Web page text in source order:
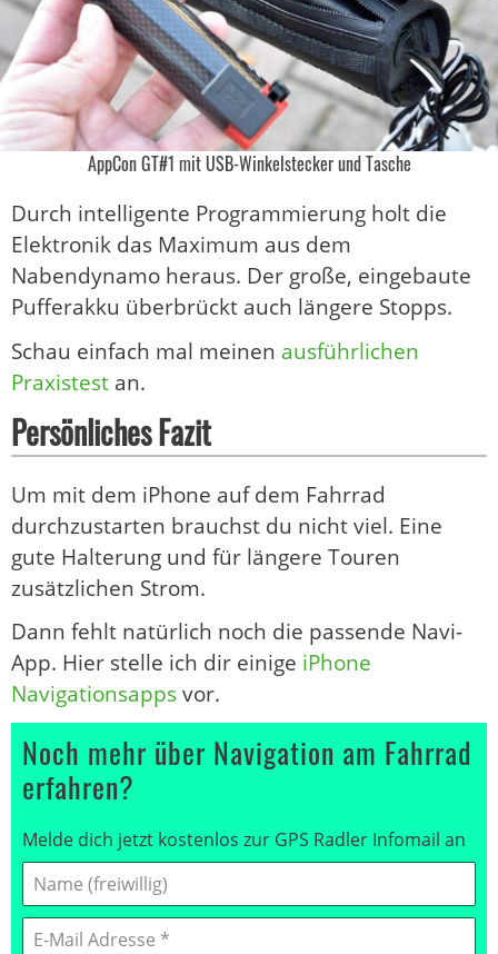
AppCon GT#1 mit USB-Winkelstecker und Tasche
Durch intelligente Programmierung holt die
Elektronik das Maximum aus dem
Nabendynamo heraus. Der große, eingebaute
Pufferakku überbrückt auch längere Stopps.
Schau einfach mal meinen ausführlichen
Praxistest an.
Persönliches Fazit
Um mit dem iPhone auf dem Fahrrad
durchzustarten brauchst du nicht viel. Eine
gute Halterung und für längere Touren
zusätzlichen Strom.
Dann fehlt natürlich noch die passende Navi-
App. Hier stelle ich dir einige iPhone
Navigationsappsvor.
Noch mehr über Navigation am Fahrrad
erfahren?
Melde dich jetzt kostenlos zur GPS Radler Infomail an